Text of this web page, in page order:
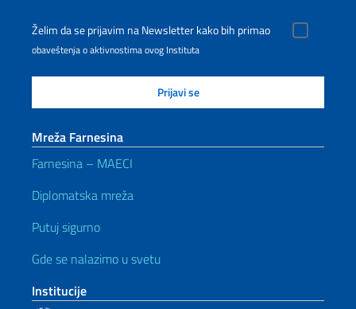
Želim da se prijavim na Newsletter kako bih primao
obaveštenja o aktivnostima ovog Instituta
Mreža Farnesina
Farnesina – MAECI
Diplomatska mreža
Putuj sigurno
Gde se nalazimo u svetu
Institucije